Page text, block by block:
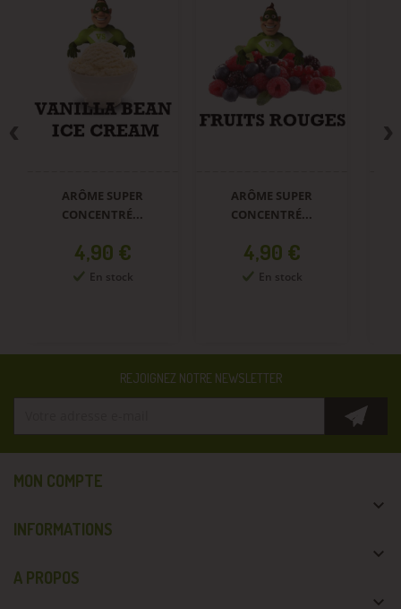
ARÔME SUPER
CONCENTRÉ...
Prix
4,90 €
En stock
ARÔME SUPER
CONCENTRÉ...
Prix
4,90 €
En stock
REJOIGNEZ NOTRE NEWSLETTER
MON COMPTE

INFORMATIONS

A PROPOS
